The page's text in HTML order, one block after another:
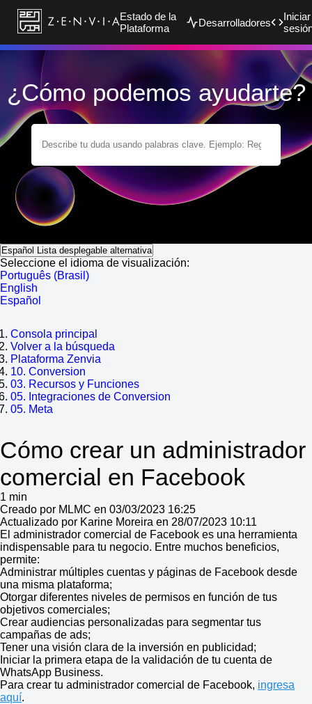
Estado de la
Plataforma
Desarrolladores
Iniciar
¿Cómo podemos ayudarte?
Español Lista desplegable alternativa
Seleccione el idioma de visualización:
Português (Brasil)
English
Español
Consola principal
Volver a la búsqueda
Plataforma Zenvia
10. Conversion
03. Recursos y Funciones
05. Integraciones de Conversion
05. Meta
Cómo crear un administrador
comercial en Facebook
1 min
Creado por MLMC en 03/03/2023 16:25
Actualizado por Karine Moreira en 28/07/2023 10:11
El administrador comercial de Facebook es una herramienta
indispensable para tu negocio. Entre muchos beneficios,
permite:
Administrar múltiples cuentas y páginas de Facebook desde
una misma plataforma;
Otorgar diferentes niveles de permisos en función de tus
objetivos comerciales;
Crear audiencias personalizadas para segmentar tus
campañas de ads;
Tener una visión clara de la inversión en publicidad;
Iniciar la primera etapa de la validación de tu cuenta de
WhatsApp Business.
Para crear tu administrador comercial de Facebook, ingresa
aquí.